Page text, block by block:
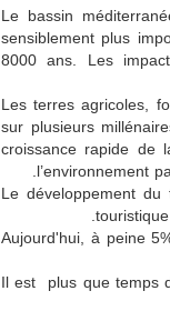
Le bassin
sensiblement plus
8000 ans. Les
Les terres agricoles,
sur plusieurs
croissance rapide de
l’environnement
Le développement
Aujourd'hui, à peine
Il est plus que temps